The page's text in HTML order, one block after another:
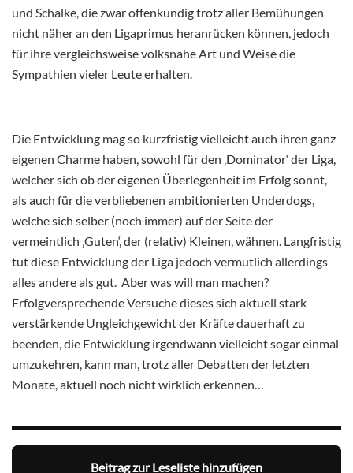
und Schalke, die zwar offenkundig trotz aller Bemühungen
nicht näher an den Ligaprimus heranrücken können, jedoch
für ihre vergleichsweise volksnahe Art und Weise die
Sympathien vieler Leute erhalten.
Die Entwicklung mag so kurzfristig vielleicht auch ihren ganz
eigenen Charme haben, sowohl für den ‚Dominator‘ der Liga,
welcher sich ob der eigenen Überlegenheit im Erfolg sonnt,
als auch für die verbliebenen ambitionierten Underdogs,
welche sich selber (noch immer) auf der Seite der
vermeintlich ‚Guten‘, der (relativ) Kleinen, wähnen. Langfristig
tut diese Entwicklung der Liga jedoch vermutlich allerdings
alles andere als gut. Aber was will man machen?
Erfolgversprechende Versuche dieses sich aktuell stark
verstärkende Ungleichgewicht der Kräfte dauerhaft zu
beenden, die Entwicklung irgendwann vielleicht sogar einmal
umzukehren, kann man, trotz aller Debatten der letzten
Monate, aktuell noch nicht wirklich erkennen…
Beitrag zur Leseliste hinzufügen